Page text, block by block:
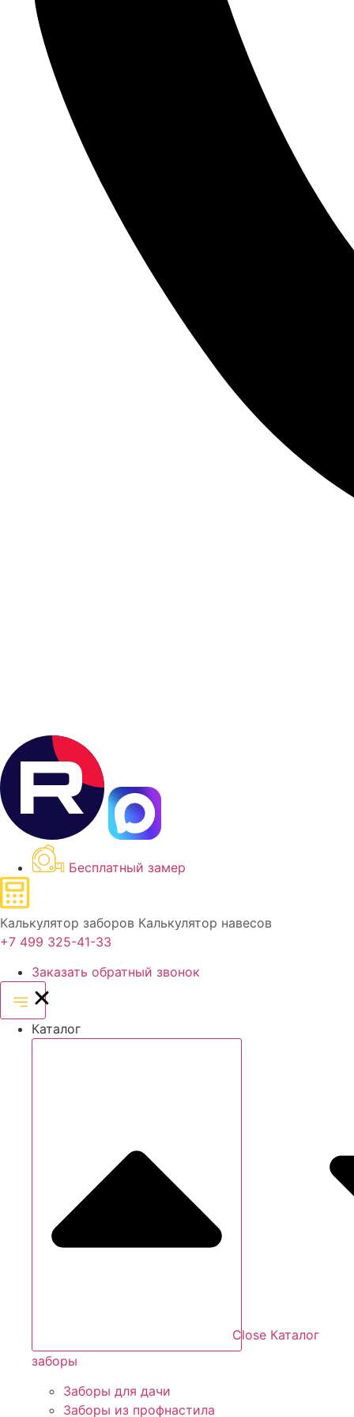
Бесплатный замер
Калькулятор заборов Калькулятор навесов
+7 499 325-41-33
Заказать обратный звонок
Каталог
Close Каталог
заборы
Заборы для дачи
Заборы из профнастила